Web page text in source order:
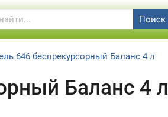
Поиск
646 беспрекурсорный Баланс 4 л
Баланс 4 л